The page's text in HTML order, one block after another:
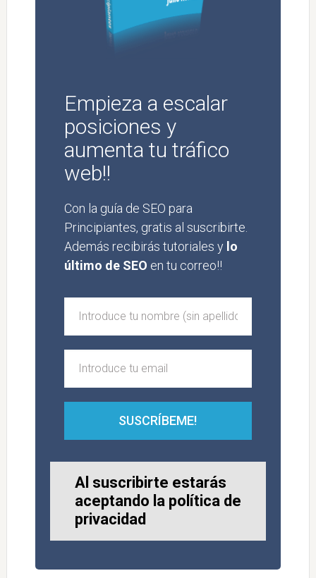
Empieza a escalar
posiciones y
aumenta tu tráfico
web!!
Con la guía de SEO para
Principiantes, gratis al suscribirte.
Además recibirás tutoriales y lo
último de SEO en tu correo!!
SUSCRÍBEME!
Al suscribirte estarás
aceptando la política de
privacidad